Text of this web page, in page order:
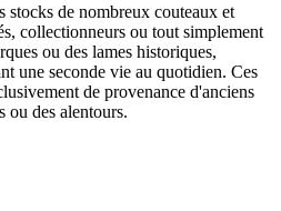
stocks de nombreux couteaux et
collectionneurs ou tout simplement
ou des lames historiques,
une seconde vie au quotidien. Ces
de provenance d'anciens
ou des alentours.